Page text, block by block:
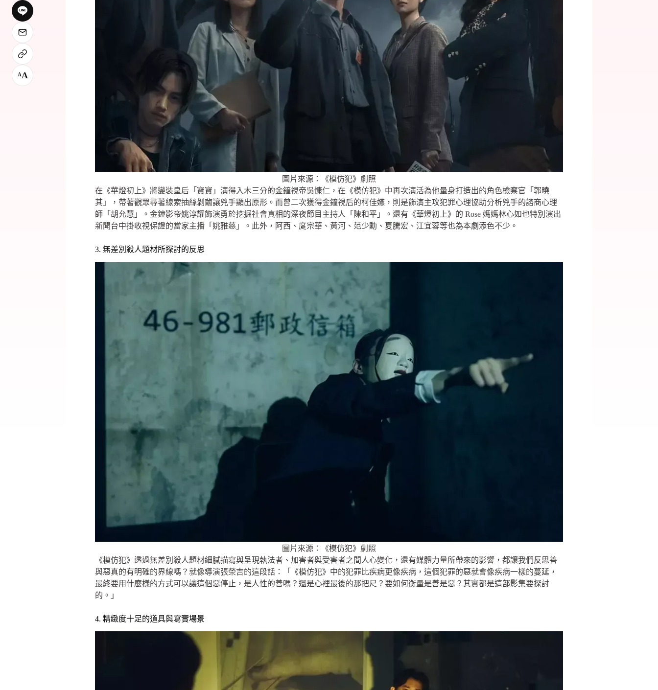
圖片來源：《模仿犯》劇照
在《華燈初上》將變裝皇后「寶寶」演得入木三分的金鐘視帝吳慷仁，在《模仿犯》中再次演活為他量身打造出的角色檢察官「郭曉
其」，帶著觀眾尋著線索抽絲剝繭讓兇手顯出原形。而曾二次獲得金鐘視后的柯佳嬿，則是飾演主攻犯罪心理協助分析兇手的諮商心理
師「胡允慧」。金鐘影帝姚淳耀飾演勇於挖掘社會真相的深夜節目主持人「陳和平」。還有《華燈初上》的 Rose 媽媽林心如也特別演出
新聞台中掛收視保證的當家主播「姚雅慈」。此外，阿西、庹宗華、黃河、范少勳、夏騰宏、江宜蓉等也為本劇添色不少。
3. 無差別殺人題材所探討的反思
圖片來源：《模仿犯》劇照
《模仿犯》透過無差別殺人題材細膩描寫與呈現執法者、加害者與受害者之間人心變化，還有媒體力量所帶來的影響，都讓我們反思善
與惡真的有明確的界線嗎？就像導演張榮吉的這段話：「《模仿犯》中的犯罪比疾病更像疾病，這個犯罪的惡就會像疾病一樣的蔓延，
最終要用什麼樣的方式可以讓這個惡停止，是人性的善嗎？還是心裡最後的那把尺？要如何衡量是善是惡？其實都是這部影集要探討
的。」
4. 精緻度十足的道具與寫實場景
AA